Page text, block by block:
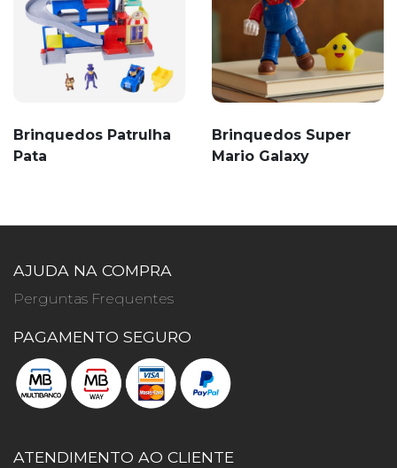
Brinquedos Patrulha
Pata
Brinquedos Super
Mario Galaxy
AJUDA NA COMPRA
Perguntas Frequentes
PAGAMENTO SEGURO
ATENDIMENTO AO CLIENTE